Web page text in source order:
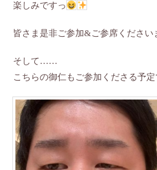
楽しみですっ
皆さま是非ご参加&ご参席ください
そして……
こちらの御仁もご参加くださる予定